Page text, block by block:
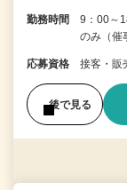
勤務時間
9：00～
のみ（催
応募資格 接客・販
後で見る